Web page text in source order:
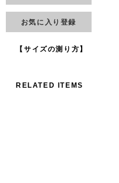
お気に入り登録
【サイズの測り方】
RELATED ITEMS